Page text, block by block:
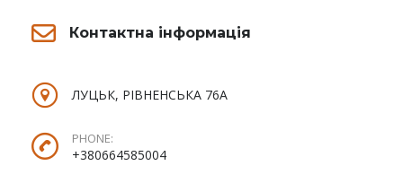
Контактна інформація
ЛУЦЬК, РІВНЕНСЬКА 76А
PHONE:
+380664585004